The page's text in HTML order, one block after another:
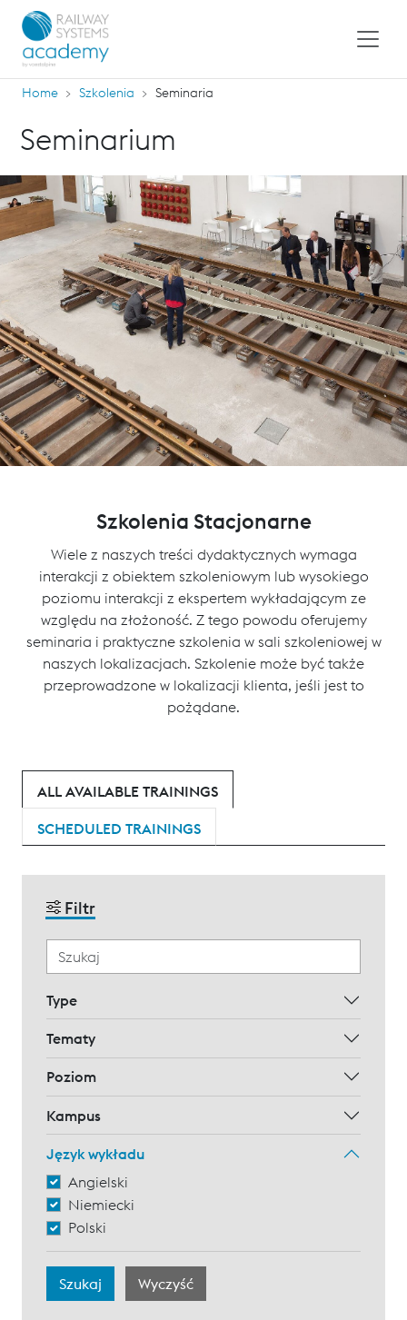
Home Szkolenia Seminaria
Seminarium
Szkolenia Stacjonarne
Wiele z naszych treści dydaktycznych wymaga
interakcji z obiektem szkoleniowym lub wysokiego
poziomu interakcji z ekspertem wykładającym ze
względu na złożoność. Z tego powodu oferujemy
seminaria i praktyczne szkolenia w sali szkoleniowej w
naszych lokalizacjach. Szkolenie może być także
przeprowadzone w lokalizacji klienta, jeśli jest to
pożądane.
ALL AVAILABLE TRAININGS
SCHEDULED TRAININGS
Filtr
Type
Tematy
Poziom
Kampus
Język wykładu
Angielski
Niemiecki
Polski